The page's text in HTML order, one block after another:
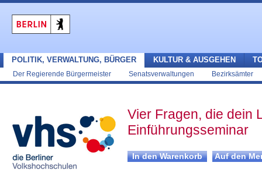
POLITIK, VERWALTUNG, BÜRGER
Der Regierende Bürgermeister Senatsverwaltungen Bezirksämter
KULTUR & AUSGEHEN
Vier Fragen, die dein
Einführungsseminar